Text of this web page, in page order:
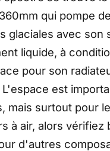
qui pompe
glaciales avec son
liquide, à
pour son
est
mais surtout pour
à air, alors vérifiez
d'autres